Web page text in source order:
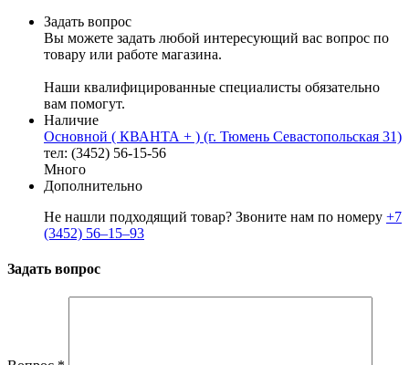
Задать вопрос
Вы можете задать любой интересующий вас вопрос по
товару или работе магазина.
Наши квалифицированные специалисты обязательно
вам помогут.
Наличие
Основной ( КВАНТА + ) (г. Тюмень Севастопольская 31)
тел: (3452) 56-15-56
Много
Дополнительно
Не нашли подходящий товар? Звоните нам по номеру +7
(3452) 56‒15‒93
Задать вопрос